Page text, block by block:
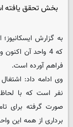
بخش تحقق یافته
فراهم آورده است.
نفر است که با
صورت گرفته برای
برداری از همه این